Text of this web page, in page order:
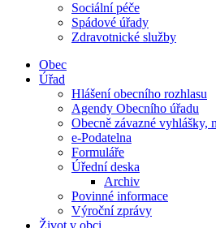
Sociální péče
Spádové úřady
Zdravotnické služby
Obec
Úřad
Hlášení obecního rozhlasu
Agendy Obecního úřadu
Obecně závazné vyhlášky,
e-Podatelna
Formuláře
Úřední deska
Archiv
Povinné informace
Výroční zprávy
Život v obci